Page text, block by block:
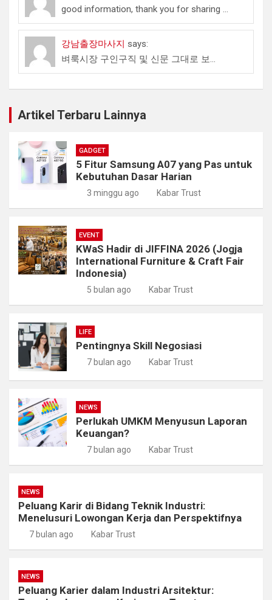
good information, thank you for sharing ...
강남출장마사지 says:
벼룩시장 구인구직 및 신문 그대로 보...
Artikel Terbaru Lainnya
GADGET
5 Fitur Samsung A07 yang Pas untuk
Kebutuhan Dasar Harian
3 minggu ago Kabar Trust
EVENT
KWaS Hadir di JIFFINA 2026 (Jogja
International Furniture & Craft Fair
Indonesia)
5 bulan ago Kabar Trust
LIFE
Pentingnya Skill Negosiasi
7 bulan ago Kabar Trust
NEWS
Perlukah UMKM Menyusun Laporan
Keuangan?
7 bulan ago Kabar Trust
NEWS
Peluang Karir di Bidang Teknik Industri:
Menelusuri Lowongan Kerja dan Perspektifnya
7 bulan ago Kabar Trust
NEWS
Peluang Karier dalam Industri Arsitektur: